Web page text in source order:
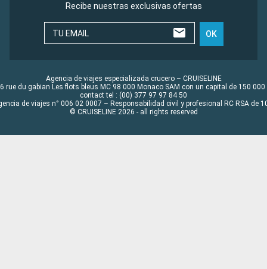
Recibe nuestras exclusivas ofertas
TU EMAIL OK
Agencia de viajes especializada crucero – CRUISELINE
rue du gabian Les flots bleus MC 98 000 Monaco SAM con un capital de 150 000
contact tel : (00) 377 97 97 84 50
de viajes n° 006 02 0007 – Responsabilidad civil y profesional RC RSA de
© CRUISELINE 2026 - all rights reserved